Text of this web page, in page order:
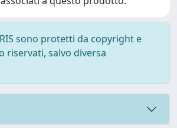
sono protetti da copyright e
riservati, salvo diversa